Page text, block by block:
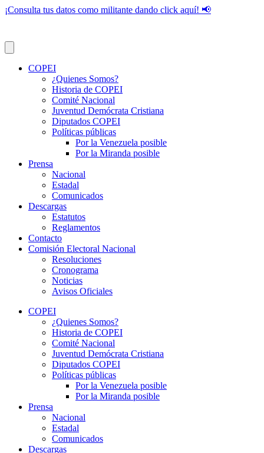
¡Consulta tus datos como militante dando click aquí! 📢
COPEI
¿Quienes Somos?
Historia de COPEI
Comité Nacional
Juventud Demócrata Cristiana
Diputados COPEI
Políticas públicas
Por la Venezuela posible
Por la Miranda posible
Prensa
Nacional
Estadal
Comunicados
Descargas
Estatutos
Reglamentos
Contacto
Comisión Electoral Nacional
Resoluciones
Cronograma
Noticias
Avisos Oficiales
COPEI
¿Quienes Somos?
Historia de COPEI
Comité Nacional
Juventud Demócrata Cristiana
Diputados COPEI
Políticas públicas
Por la Venezuela posible
Por la Miranda posible
Prensa
Nacional
Estadal
Comunicados
Descargas